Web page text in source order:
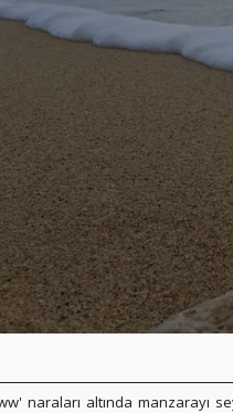
naraları altında manzarayı